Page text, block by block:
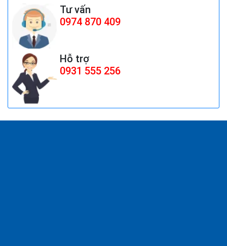
(TRÁI&amp;PHẢI)
Giá:Liên hệ
QUẠT ĐỨNG CÔNG NGHIỆP AFAN 8 TẤT
FS650
Tư vấn
0974 870 409
Hỗ trợ
0931 555 256